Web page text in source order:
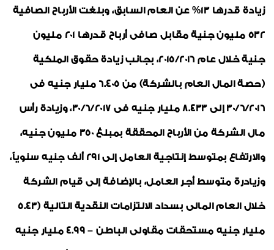
زيادة قدرها 13% عن العام السابق، وبلغت الأرباح الصافية
532 مليون جنية مقابل صافى أرباح قدرها 201 مليون
جنية خلال عام 2015/2016، بجانب زيادة حقوق الملكية
(حصة المال العام بالشركة) من 6.405 مليار جنيه فى
30/6/2016 إلى 8.433 مليار جنيه فى 30/6/2017، وزيادة رأس
مال الشركة من الأرباح المحققة بمبلغ 350 مليون جنيه،
والارتفاع بمتوسط إنتاجية العامل إلى 291 ألف جنيه سنوياً،
وزيادرة متوسط أجر العامل، بالإضافة إلى قيام الشركة
خلال العام المالى بسداد الالتزامات النقدية التالية (5.43
مليار جنيه مستحقات مقاولى الباطن – 4.99 مليار جنيه